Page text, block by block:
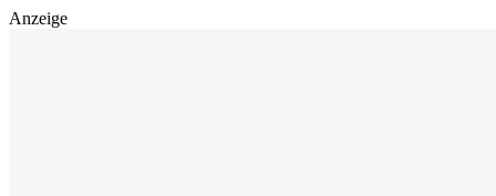
Anzeige